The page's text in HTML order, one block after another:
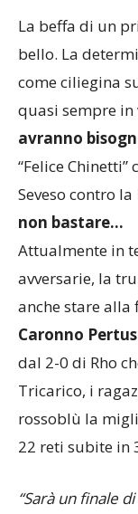
La beffa di un
bello. La
come ciliegina
quasi sempre in
avranno
“Felice Chinetti”
Seveso contro la
non bastare…
Attualmente in
avversarie, la
anche stare alla
Caronno
dal 2-0 di Rho
Tricarico, i
rossoblù la
22 reti subite in
“Sarà un finale